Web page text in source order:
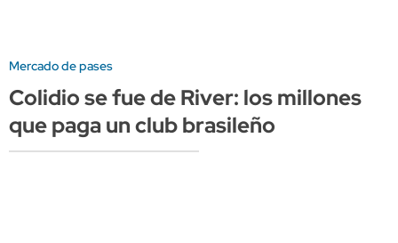
Mercado de pases
Colidio se fue de River: los millones
que paga un club brasileño